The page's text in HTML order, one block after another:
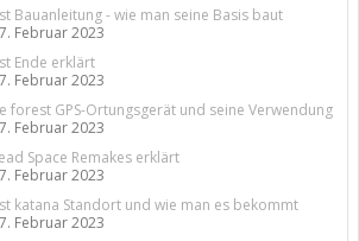
Bauanleitung - wie man seine Basis baut
Februar 2023
Ende erklärt
Februar 2023
forest GPS-Ortungsgerät und seine Verwendung
Februar 2023
Space Remakes erklärt
Februar 2023
katana Standort und wie man es bekommt
Februar 2023